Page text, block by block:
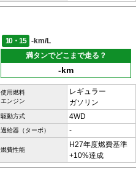
10・15
-km/L
満タンでどこまで走る？
-km
使用燃料
エンジン
レギュラー
ガソリン
駆動方式 4WD
過給器（ターボ） -
燃費性能
H27年度燃費基準
+10%達成